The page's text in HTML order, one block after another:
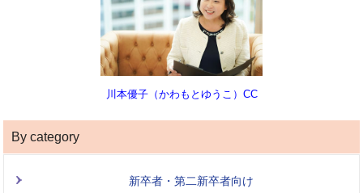
川本優子（かわもとゆうこ）CC
By category
新卒者・第二新卒者向け